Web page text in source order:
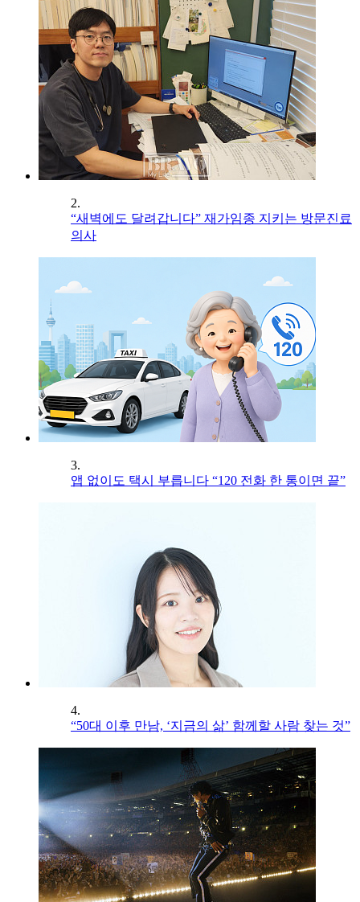
2.
“새벽에도 달려갑니다” 재가임종 지키는 방문진료
의사
3.
앱 없이도 택시 부릅니다 “120 전화 한 통이면 끝”
4.
“50대 이후 만남, ‘지금의 삶’ 함께할 사람 찾는 것”